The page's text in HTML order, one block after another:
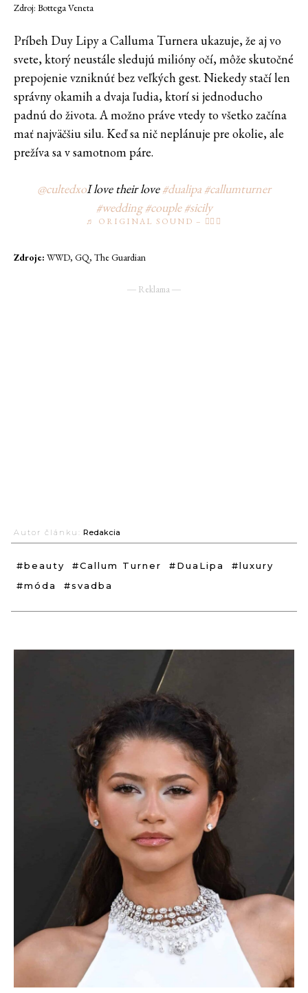
Zdroj: Bottega Veneta
Príbeh Duy Lipy a Calluma Turnera ukazuje, že aj vo
svete, ktorý neustále sledujú milióny očí, môže skutočné
prepojenie vzniknúť bez veľkých gest. Niekedy stačí len
správny okamih a dvaja ľudia, ktorí si jednoducho
padnú do života. A možno práve vtedy to všetko začína
mať najväčšiu silu. Keď sa nič neplánuje pre okolie, ale
prežíva sa v samotnom páre.
@cultedxoI love their love#dualipa #callumturner
#wedding #couple #sicily
♬ ORIGINAL SOUND – ٠࣪⭑
Zdroje: WWD, GQ, The Guardian
― Reklama ―
Autor článku: Redakcia
#beauty #Callum Turner #DuaLipa
#luxury
#móda
#svadba